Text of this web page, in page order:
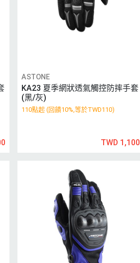
ASTONE
KA23 夏季網狀透氣觸控防摔手套
(黑/灰)
110點起 (回饋10%,等於TWD110)
TWD 1,100